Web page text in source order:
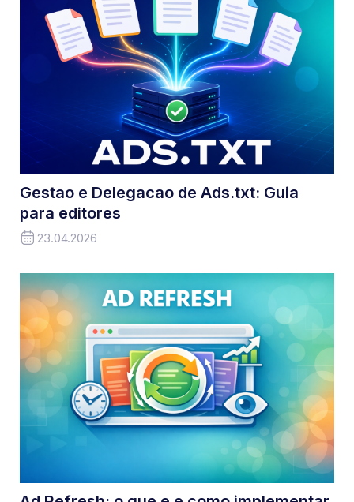
Gestao e Delegacao de Ads.txt: Guia
para editores
23.04.2026